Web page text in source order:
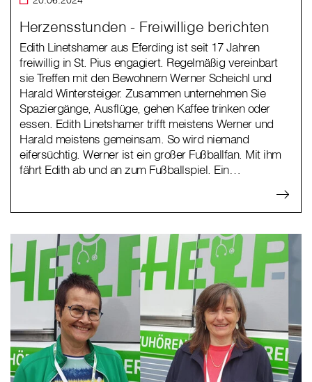
Herzensstunden - Freiwillige berichten
Edith Linetshamer aus Eferding ist seit 17 Jahren
freiwillig in St. Pius engagiert. Regelmäßig vereinbart
sie Treffen mit den Bewohnern Werner Scheichl und
Harald Wintersteiger. Zusammen unternehmen Sie
Spaziergänge, Ausflüge, gehen Kaffee trinken oder
essen. Edith Linetshamer trifft meistens Werner und
Harald meistens gemeinsam. So wird niemand
eifersüchtig. Werner ist ein großer Fußballfan. Mit ihm
fährt Edith ab und an zum Fußballspiel. Ein…